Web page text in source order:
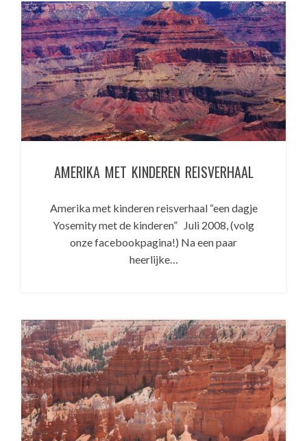
AMERIKA MET KINDEREN REISVERHAAL
Amerika met kinderen reisverhaal “een dagje
Yosemity met de kinderen” Juli 2008, (volg
onze facebookpagina!) Na een paar
heerlijke…